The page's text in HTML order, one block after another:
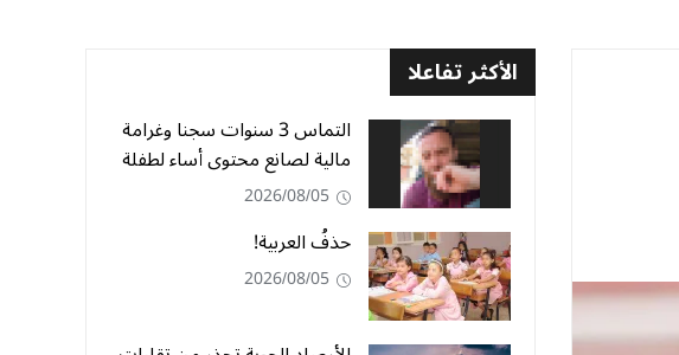
الأكثر تفاعلا
التماس 3 سنوات سجنا وغرامة
مالية لصانع محتوى أساء لطفلة
2026/08/05
حذفُ العربية!
2026/08/05